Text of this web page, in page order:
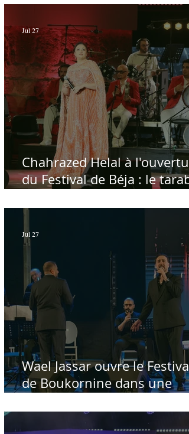
طابعها الخاص
Chahrazed Helal à
du Festival de Béja : le tarab
Jul 27
Wael Jassar ouvre le Festival
de Boukornine dans une
à guichets fermés - Par
Jul 27